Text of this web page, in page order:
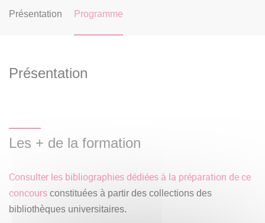
Présentation Programme
Présentation
Les + de la formation
Consulter les bibliographies dédiées à la préparation de ce
concours constituées à partir des collections des
bibliothèques universitaires.